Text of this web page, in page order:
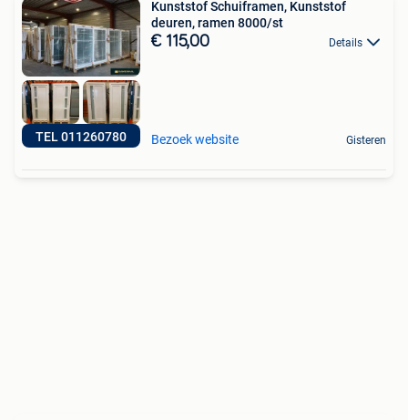
TEL 011260780
Kunststof Schuiframen, Kunststof
deuren, ramen 8000/st
€ 115,00 Details
Bezoek website Gisteren